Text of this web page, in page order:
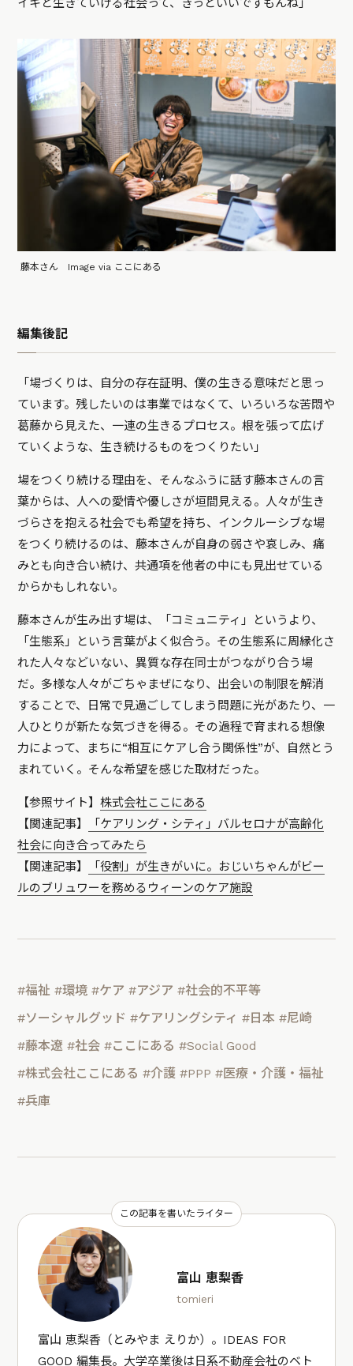
イキと生きていける社会って、きっといいですもんね」
藤本さん Image via ここにある
編集後記
「場づくりは、自分の存在証明、僕の生きる意味だと思っ
ています。残したいのは事業ではなくて、いろいろな苦悶や
葛藤から見えた、一連の生きるプロセス。根を張って広げ
ていくような、生き続けるものをつくりたい」
場をつくり続ける理由を、そんなふうに話す藤本さんの言
葉からは、人への愛情や優しさが垣間見える。人々が生き
づらさを抱える社会でも希望を持ち、インクルーシブな場
をつくり続けるのは、藤本さんが自身の弱さや哀しみ、痛
みとも向き合い続け、共通項を他者の中にも見出せている
からかもしれない。
藤本さんが生み出す場は、「コミュニティ」というより、
「生態系」という言葉がよく似合う。その生態系に周縁化さ
れた人々などいない、異質な存在同士がつながり合う場
だ。多様な人々がごちゃまぜになり、出会いの制限を解消
することで、日常で見過ごしてしまう問題に光があたり、一
人ひとりが新たな気づきを得る。その過程で育まれる想像
力によって、まちに“相互にケアし合う関係性”が、自然とう
まれていく。そんな希望を感じた取材だった。
【参照サイト】株式会社ここにある
【関連記事】
「ケアリング・シティ」バルセロナが高齢化
社会に向き合ってみたら
【関連記事】
「役割」が生きがいに。おじいちゃんがビー
ルのブリュワーを務めるウィーンのケア施設
#福祉 #環境 #ケア #アジア #社会的不平等
#ソーシャルグッド #ケアリングシティ #日本 #尼崎
#藤本遼 #社会 #ここにある #Social Good
#株式会社ここにある #介護 #PPP #医療・介護・福祉
#兵庫
この記事を書いたライター
富山 恵梨香
tomieri
富山 恵梨香（とみやま えりか）。IDEAS FOR
GOOD 編集長。大学卒業後は日系不動産会社のベト